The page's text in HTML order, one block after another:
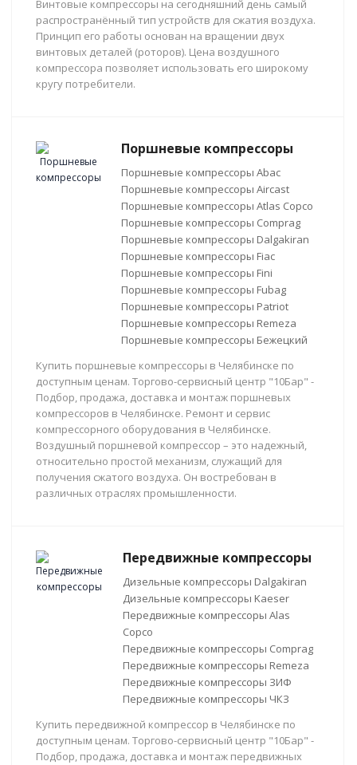
Винтовые компрессоры на сегодняшний день самый
распространённый тип устройств для сжатия воздуха.
Принцип его работы основан на вращении двух
винтовых деталей (роторов). Цена воздушного
компрессора позволяет использовать его широкому
кругу потребители.
Поршневые компрессоры
Поршневые компрессоры Abac
Поршневые компрессоры Aircast
Поршневые компрессоры Atlas Copco
Поршневые компрессоры Comprag
Поршневые компрессоры Dalgakiran
Поршневые компрессоры Fiac
Поршневые компрессоры Fini
Поршневые компрессоры Fubag
Поршневые компрессоры Patriot
Поршневые компрессоры Remeza
Поршневые компрессоры Бежецкий
Купить поршневые компрессоры в Челябинске по
доступным ценам. Торгово-сервисный центр "10Бар" -
Подбор, продажа, доставка и монтаж поршневых
компрессоров в Челябинске. Ремонт и сервис
компрессорного оборудования в Челябинске.
Воздушный поршневой компрессор – это надежный,
относительно простой механизм, служащий для
получения сжатого воздуха. Он востребован в
различных отраслях промышленности.
Передвижные компрессоры
Дизельные компрессоры Dalgakiran
Дизельные компрессоры Kaeser
Передвижные компрессоры Alas
Copco
Передвижные компрессоры Comprag
Передвижные компрессоры Remeza
Передвижные компрессоры ЗИФ
Передвижные компрессоры ЧКЗ
Купить передвижной компрессор в Челябинске по
доступным ценам. Торгово-сервисный центр "10Бар" -
Подбор, продажа, доставка и монтаж передвижных